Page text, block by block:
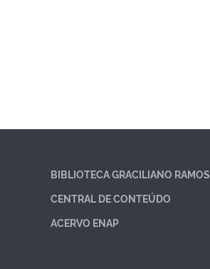
BIBLIOTECA GRACILIANO RAMOS
CENTRAL DE CONTEÚDO
ACERVO ENAP